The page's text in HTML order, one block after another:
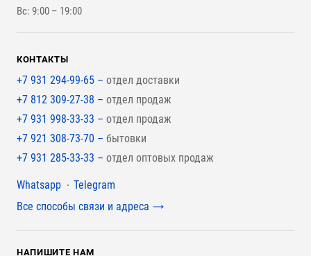
Для покрытия крыши
Вс: 9:00 – 19:00
КОНТАКТЫ
+7 931 294-99-65 – отдел доставки
+7 812 309-27-38 – отдел продаж
+7 931 998-33-33 – отдел продаж
+7 921 308-73-70 – бытовки
+7 931 285-33-33 – отдел оптовых продаж
Мессенджеры
Whatsapp
Telegram
Все способы связи и адреса
НАПИШИТЕ НАМ